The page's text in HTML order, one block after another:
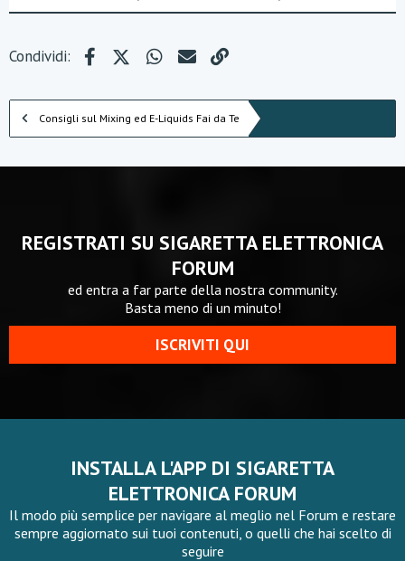
Condividi: FacebookX (Twitter)WhatsApp
e-mail
Consigli sul Mixing ed E-Liquids Fai da Te
REGISTRATI SU SIGARETTA ELETTRONICA
FORUM
ed entra a far parte della nostra community.
Basta meno di un minuto!
ISCRIVITI QUI
INSTALLA L'APP DI SIGARETTA
ELETTRONICA FORUM
Il modo più semplice per navigare al meglio nel Forum e restare
sempre aggiornato sui tuoi contenuti, o quelli che hai scelto di
seguire